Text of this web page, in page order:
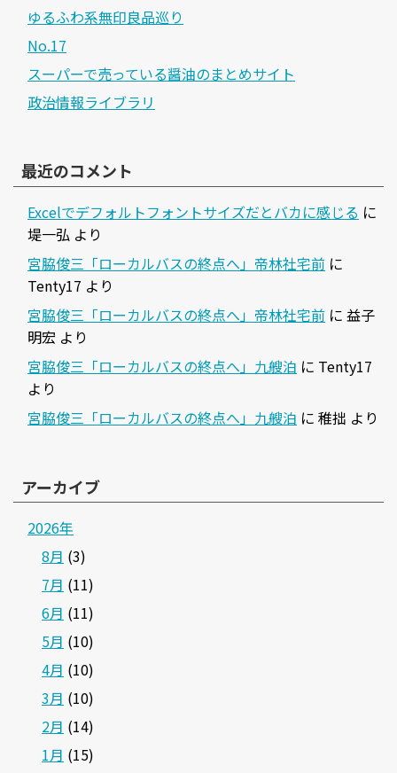
ゆるふわ系無印良品巡り
No.17
スーパーで売っている醤油のまとめサイト
政治情報ライブラリ
最近のコメント
Excelでデフォルトフォントサイズだとバカに感じる に
堤一弘 より
宮脇俊三「ローカルバスの終点へ」帝林社宅前 に
Tenty17 より
宮脇俊三「ローカルバスの終点へ」帝林社宅前 に 益子
明宏 より
宮脇俊三「ローカルバスの終点へ」九艘泊 に Tenty17
より
宮脇俊三「ローカルバスの終点へ」九艘泊 に 稚拙 より
アーカイブ
2026年
8月 (3)
7月 (11)
6月 (11)
5月 (10)
4月 (10)
3月 (10)
2月 (14)
1月 (15)